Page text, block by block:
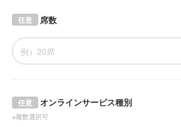
席数
任意
オンラインサービス種別
任意
※複数選択可